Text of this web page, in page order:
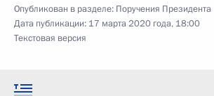
Опубликован в разделе: Поручения Президента
Дата публикации: 17 марта 2020 года, 18:00
Текстовая версия